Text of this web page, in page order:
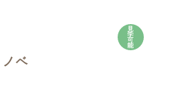
見
学
可
能
ベ